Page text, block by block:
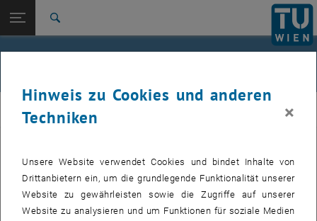
TU Login
Studium
International
Zur 1. Menü Ebene
femTUme
Zurück: Subseiten von femTUme auflisten
Zurück zur letzten Ebene:
femTUme
Jour fixe
femTUme
VERANSTALTUNGEN VOM 20. JULI 2026
04 04 August 2026 bis
–
Hinweis zu Cookies und anderen
Techniken
×
Unsere Website verwendet Cookies und bindet Inhalte von
Drittanbietern ein, um die grundlegende Funktionalität unserer
Website zu gewährleisten sowie die Zugriffe auf unserer
Website zu analysieren und um Funktionen für soziale Medien